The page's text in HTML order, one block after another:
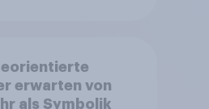
erwarten von
als Symbolik